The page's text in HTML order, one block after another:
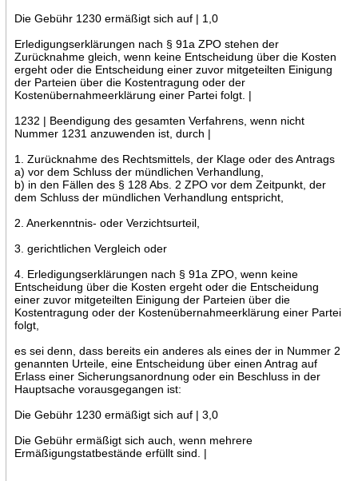
Die Gebühr 1230 ermäßigt sich auf | 1,0
Erledigungserklärungen nach § 91a ZPO stehen der
Zurücknahme gleich, wenn keine Entscheidung über die Kosten
ergeht oder die Entscheidung einer zuvor mitgeteilten Einigung
der Parteien über die Kostentragung oder der
Kostenübernahmeerklärung einer Partei folgt. |
1232 | Beendigung des gesamten Verfahrens, wenn nicht
Nummer 1231 anzuwenden ist, durch |
1. Zurücknahme des Rechtsmittels, der Klage oder des Antrags
a) vor dem Schluss der mündlichen Verhandlung,
b) in den Fällen des § 128 Abs. 2 ZPO vor dem Zeitpunkt, der
dem Schluss der mündlichen Verhandlung entspricht,
2. Anerkenntnis- oder Verzichtsurteil,
3. gerichtlichen Vergleich oder
4. Erledigungserklärungen nach § 91a ZPO, wenn keine
Entscheidung über die Kosten ergeht oder die Entscheidung
einer zuvor mitgeteilten Einigung der Parteien über die
Kostentragung oder der Kostenübernahmeerklärung einer Partei
folgt,
es sei denn, dass bereits ein anderes als eines der in Nummer 2
genannten Urteile, eine Entscheidung über einen Antrag auf
Erlass einer Sicherungsanordnung oder ein Beschluss in der
Hauptsache vorausgegangen ist:
Die Gebühr 1230 ermäßigt sich auf | 3,0
Die Gebühr ermäßigt sich auch, wenn mehrere
Ermäßigungstatbestände erfüllt sind. |